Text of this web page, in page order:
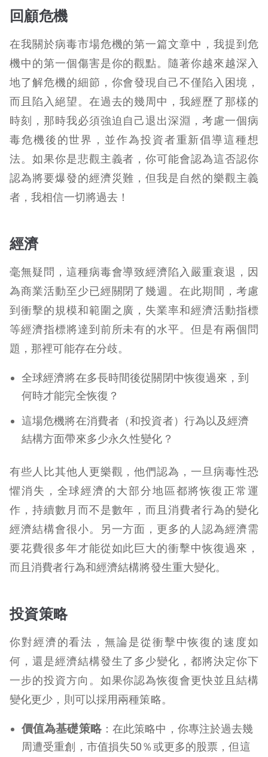
回顧危機
在我關於病毒市場危機的第一篇文章中，我提到危
機中的第一個傷害是你的觀點。隨著你越來越深入
地了解危機的細節，你會發現自己不僅陷入困境，
而且陷入絕望。在過去的幾周中，我經歷了那樣的
時刻，那時我必須強迫自己退出深淵，考慮一個病
毒危機後的世界，並作為投資者重新倡導這種想
法。如果你是悲觀主義者，你可能會認為這否認你
認為將要爆發的經濟災難，但我是自然的樂觀主義
者，我相信一切將過去！
經濟
毫無疑問，這種病毒會導致經濟陷入嚴重衰退，因
為商業活動至少已經關閉了幾週。在此期間，考慮
到衝擊的規模和範圍之廣，失業率和經濟活動指標
等經濟指標將達到前所未有的水平。但是有兩個問
題，那裡可能存在分歧。
全球經濟將在多長時間後從關閉中恢復過來，到
何時才能完全恢復？
這場危機將在消費者（和投資者）行為以及經濟
結構方面帶來多少永久性變化？
有些人比其他人更樂觀，他們認為，一旦病毒性恐
懼消失，全球經濟的大部分地區都將恢復正常運
作，持續數月而不是數年，而且消費者行為的變化
經濟結構會很小。另一方面，更多的人認為經濟需
要花費很多年才能從如此巨大的衝擊中恢復過來，
而且消費者行為和經濟結構將發生重大變化。
投資策略
你對經濟的看法，無論是從衝擊中恢復的速度如
何，還是經濟結構發生了多少變化，都將決定你下
一步的投資方向。如果你認為恢復會更快並且結構
變化更少，則可以採用兩種策略。
價值為基礎策略：在此策略中，你專注於過去幾
周遭受重創，市值損失50％或更多的股票，但這